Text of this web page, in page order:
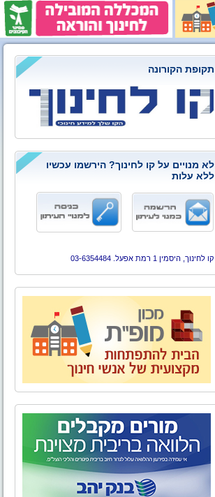
תקופת הקורונה
לא מנויים על קו לחינוך? הירשמו עכשיו
ללא עלות
קו לחינוך, היסמין 1 רמת אפעל. 03-6354484